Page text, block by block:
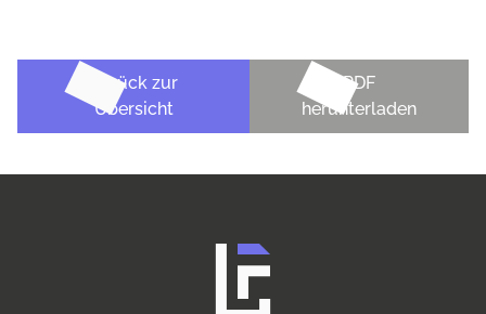
Zurück zur
Übersicht
PDF
herunterladen